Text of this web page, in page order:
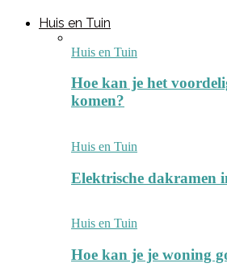
Huis en Tuin
Huis en Tuin
Hoe kan je het
komen?
Huis en Tuin
Elektrische dakramen
Huis en Tuin
Hoe kan je je woning